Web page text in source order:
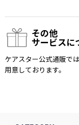
その他
サービスに
ケアスター公式通販で
用意しております。